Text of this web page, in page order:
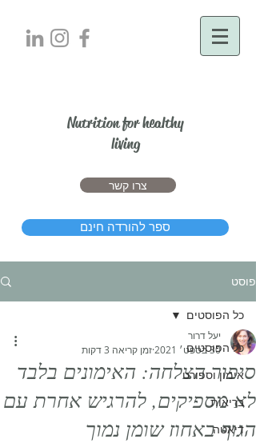
Nutrition for healthy
living
צרו קשר
ספר להורדה חינם
פוסט
כל הפוסטים
אימון וספורט
בריאות
דיאטה
כל הפוסטים
סיפור הצלחה: האימונים בלבד
לא מספיקים, להרגיש אחרת עם
הגוף באחוז שומן נמוך
יעל דרור
30 בספט׳ 2021
זמן קריאה 3 דקות